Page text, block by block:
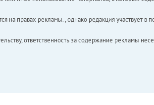
правах рекламы. , однако редакция участвует в
ответственность за содержание рекламы